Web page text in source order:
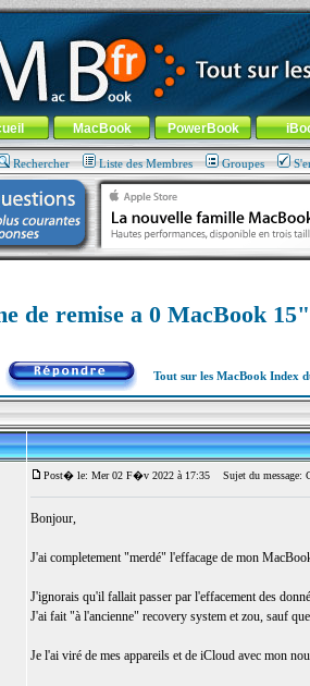
Apple... 100% nomade !
Aller au menu général-Aller au menu de
MacBook PowerBook
Rechercher Liste des Membres Groupes
de remise a 0 MacBook
Tout sur les MacBook Index
Post� le: Mer 02 F�v 2022 à 17:35 Sujet du message:
Bonjour,
J'ai completement "merdé" l'effacage de mon
J'ignorais qu'il fallait passer par l'effacement des
J'ai fait "à l'ancienne" recovery system et zou, sauf
Je l'ai viré de mes appareils et de iCloud avec mon